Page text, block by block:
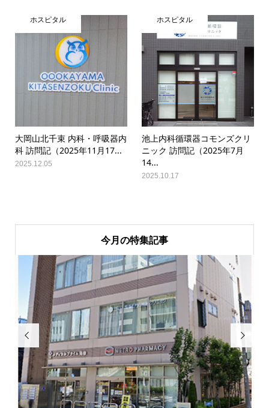
ホスピタル
大岡山北千束 内科・呼吸器内
科 訪問記（2025年11月17...
2025.12.05
ホスピタル
池上内科循環器コモンズクリ
ニック 訪問記（2025年7月
14...
2025.10.17
今月の特集記事
 